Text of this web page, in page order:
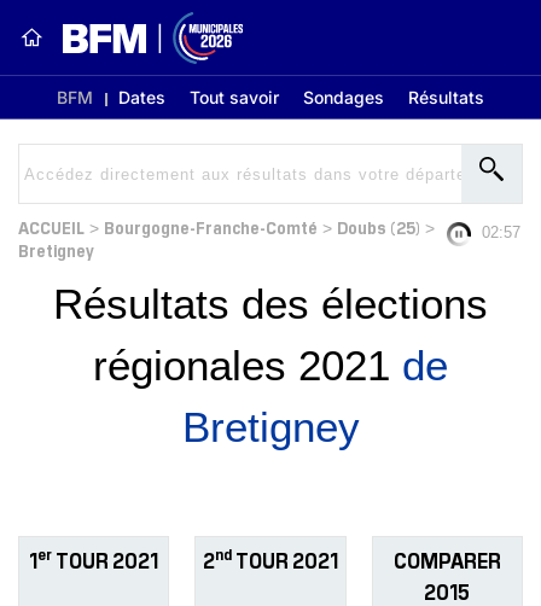
BFM Dates Tout savoir Sondages Résultats
ACCUEIL > Bourgogne-Franche-Comté > Doubs (25) >
Bretigney
02:57
Résultats des élections
régionales 2021 de
Bretigney
1er TOUR 2021 2ndTOUR 2021
COMPARER
2015